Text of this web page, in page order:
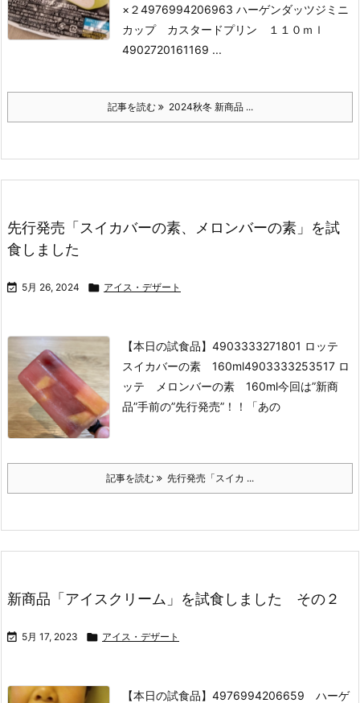
×２4976994206963 ハーゲンダッツジミニ
カップ カスタードプリン １１０ｍｌ
4902720161169 ...
記事を読む 2024秋冬 新商品 ...
先行発売「スイカバーの素、メロンバーの素」を試
食しました
 5月 26, 2024  アイス・デザート
【本日の試食品】 4903333271801 ロッテ
スイカバーの素 160ml4903333253517 ロ
ッテ メロンバーの素 160ml今回は”新商
品”手前の”先行発売”！！
「あの
記事を読む 先行発売「スイカ ...
新商品「アイスクリーム」を試食しました その２
 5月 17, 2023  アイス・デザート
【本日の試食品】 4976994206659 ハーゲ